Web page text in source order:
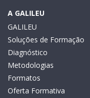
A GALILEU
GALILEU
Soluções de Formação
Diagnóstico
Metodologias
Formatos
Oferta Formativa